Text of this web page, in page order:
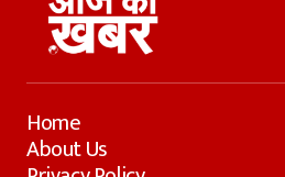
Home
About Us